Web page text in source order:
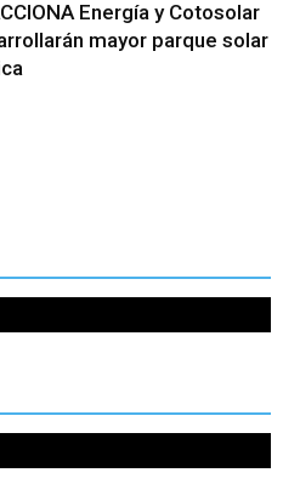
Energía y Cotosolar
mayor parque solar